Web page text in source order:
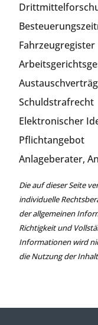
Fahrzeugregister
Schuldstrafrecht
Elektronischer
Pflichtangebot
Anlageberater,
Die auf dieser Seite
individuelle
der allgemeinen
Richtigkeit und
Informationen wird
die Nutzung der